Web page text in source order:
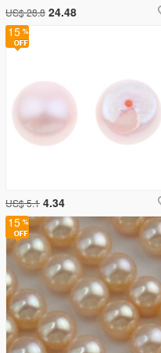
15
US$ 5.1 4.34
US$ 28.8 24.48
15